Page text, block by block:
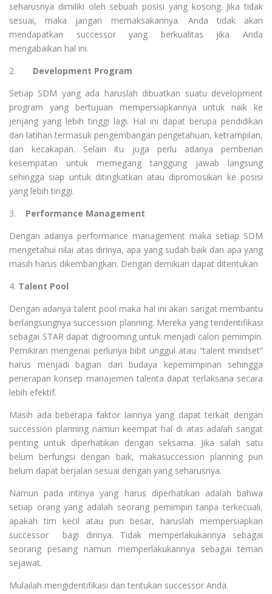
seharusnya dimiliki oleh sebuah posisi yang kosong. Jika tidak
sesuai, maka jangan memaksakannya. Anda tidak akan
mendapatkan successor yang berkualitas jika Anda
mengabaikan hal ini.
2. Development Program
Setiap SDM yang ada haruslah dibuatkan suatu development
program yang bertujuan mempersiapkannya untuk naik ke
jenjang yang lebih tinggi lagi. Hal ini dapat berupa pendidikan
dan latihan termasuk pengembangan pengetahuan, ketrampilan,
dan kecakapan. Selain itu juga perlu adanya pemberian
kesempatan untuk memegang tanggung jawab langsung
sehingga siap untuk ditingkatkan atau dipromosikan ke posisi
yang lebih tinggi.
3. Performance Management
Dengan adanya performance management maka setiap SDM
mengetahui nilai atas dirinya, apa yang sudah baik dan apa yang
masih harus dikembangkan. Dengan demikian dapat ditentukan
4. Talent Pool
Dengan adanya talent pool maka hal ini akan sangat membantu
berlangsungnya succession planning. Mereka yang teridentifikasi
sebagai STAR dapat digrooming untuk menjadi calon pemimpin.
Pemikiran mengenai perlunya bibit unggul atau “talent mindset”
harus menjadi bagian dari budaya kepemimpinan sehingga
penerapan konsep manajemen talenta dapat terlaksana secara
lebih efektif.
Masih ada beberapa faktor lainnya yang dapat terkait dengan
succession planning namun keempat hal di atas adalah sangat
penting untuk diperhatikan dengan seksama. Jika salah satu
belum berfungsi dengan baik, makasuccession planning pun
belum dapat berjalan sesuai dengan yang seharusnya.
Namun pada intinya yang harus diperhatikan adalah bahwa
setiap orang yang adalah seorang pemimpin tanpa terkecuali,
apakah tim kecil atau pun besar, haruslah mempersiapkan
successor bagi dirinya. Tidak memperlakukannya sebagai
seorang pesaing namun memperlakukannya sebagai teman
sejawat.
Mulailah mengidentifikasi dan tentukan successor Anda.